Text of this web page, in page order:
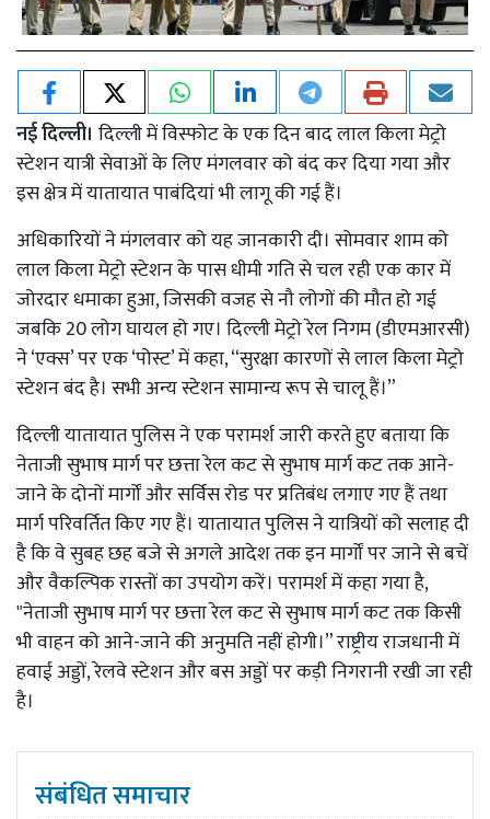
नई दिल्ली। दिल्ली में विस्फोट के एक दिन बाद लाल किला मेट्रो
स्टेशन यात्री सेवाओं के लिए मंगलवार को बंद कर दिया गया और
इस क्षेत्र में यातायात पाबंदियां भी लागू की गई हैं।
अधिकारियों ने मंगलवार को यह जानकारी दी। सोमवार शाम को
लाल किला मेट्रो स्टेशन के पास धीमी गति से चल रही एक कार में
जोरदार धमाका हुआ, जिसकी वजह से नौ लोगों की मौत हो गई
जबकि 20 लोग घायल हो गए। दिल्ली मेट्रो रेल निगम (डीएमआरसी)
ने ‘एक्स’ पर एक ‘पोस्ट’ में कहा, “सुरक्षा कारणों से लाल किला मेट्रो
स्टेशन बंद है। सभी अन्य स्टेशन सामान्य रूप से चालू हैं।”
दिल्ली यातायात पुलिस ने एक परामर्श जारी करते हुए बताया कि
नेताजी सुभाष मार्ग पर छत्ता रेल कट से सुभाष मार्ग कट तक आने-
जाने के दोनों मार्गों और सर्विस रोड पर प्रतिबंध लगाए गए हैं तथा
मार्ग परिवर्तित किए गए हैं। यातायात पुलिस ने यात्रियों को सलाह दी
है कि वे सुबह छह बजे से अगले आदेश तक इन मार्गों पर जाने से बचें
और वैकल्पिक रास्तों का उपयोग करें। परामर्श में कहा गया है,
"नेताजी सुभाष मार्ग पर छत्ता रेल कट से सुभाष मार्ग कट तक किसी
भी वाहन को आने-जाने की अनुमति नहीं होगी।” राष्ट्रीय राजधानी में
हवाई अड्डों, रेलवे स्टेशन और बस अड्डों पर कड़ी निगरानी रखी जा रही
है।
संबंधित समाचार